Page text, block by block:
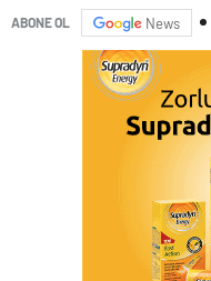
ABONE OL News